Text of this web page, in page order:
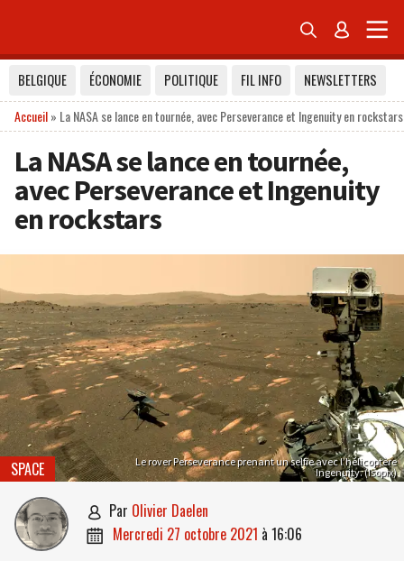
 
BELGIQUE ÉCONOMIE POLITIQUE FIL INFO
NEWSLETTERS
Accueil» La NASA se lance en tournée, avec Perseverance et Ingenuity en rockstars
La NASA se lance en tournée,
avec Perseverance et Ingenuity
en rockstars
Le rover Perseverance prenant un selfie avec l’hélicoptère
Ingenuity. (Isopix)
SPACE
 par Olivier Daelen
 mercredi 27 octobre 2021 à 16:06